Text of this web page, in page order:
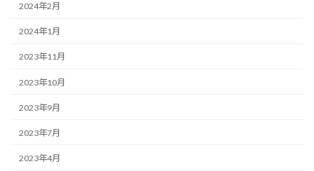
2024年2月
2024年1月
2023年11月
2023年10月
2023年9月
2023年7月
2023年4月